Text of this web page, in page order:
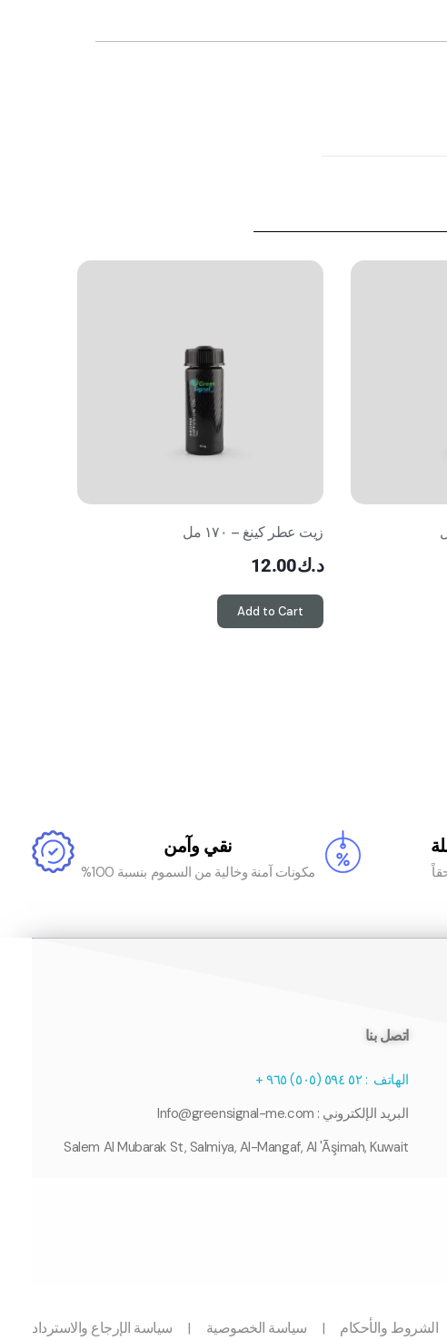
زيت عطر كينغ – ١٧٠ مل
د.ك12.00
Add to Cart
نقي وآمن
مكونات آمنة وخالية من السموم بنسبة 100%
اتصل بنا
الهاتف :٥٢ ٥۹٤ ( ٥ ۰٥ ) ۹٦٥
+
البريد الإلكتروني : Info@greensignal-me.com
Salem Al Mubarak St, Salmiya, Al-Mangaf, Al 'Āşimah, Kuwait
الشروط والأحكام | سياسة الخصوصية | سياسة الإرجاع والاسترداد